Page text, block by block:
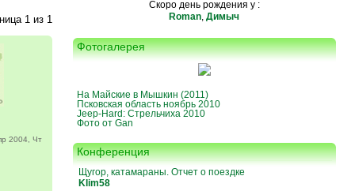
1из 1
2004, Чт
Скоро день рождения у :
Roman,Димыч
Фотогалерея
На Майские в Мышкин (2011)
Псковская область ноябрь 2010
Jeep-Hard: Стрельчиха 2010
Фото от Gan
Конференция
Щугор, катамараны. Отчет о поездке
Klim58